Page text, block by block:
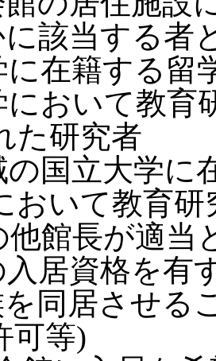
該当する者
に在籍する留
において教育
た研究者
の国立大学に
おいて教育
他館長が適当
居資格を有
同居させる
可等)